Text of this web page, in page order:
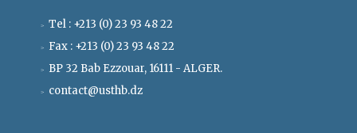
Tel : +213 (0) 23 93 48 22
Fax : +213 (0) 23 93 48 22
BP 32 Bab Ezzouar, 16111 - ALGER.
contact@usthb.dz